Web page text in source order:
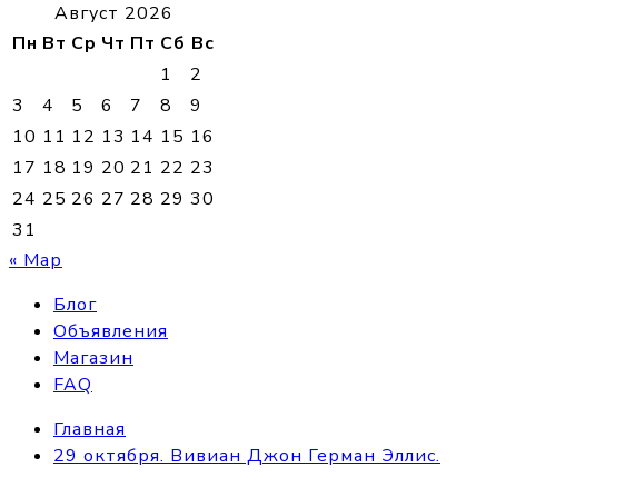
Август 2026
Пн Вт Ср Чт Пт Сб Вс
1
2
3
4 5 6 7 8
9
10 11 12 13 14 15 16
17 18 19 20 21 22 23
24 25 26 27 28 29 30
31
« Мар
Блог
Объявления
Магазин
FAQ
Главная
29 октября. Вивиан Джон Герман Эллис.